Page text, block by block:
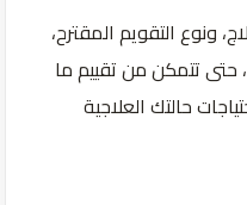
ونوع التقويم المقترح،
حتى تتمكن من تقييم ما
حالتك العلاجية